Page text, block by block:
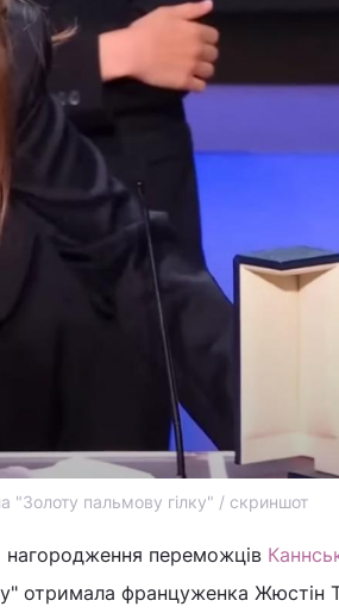
"Золоту пальмову гілку" / скриншот
нагородження переможців
отримала француженка Жюстін